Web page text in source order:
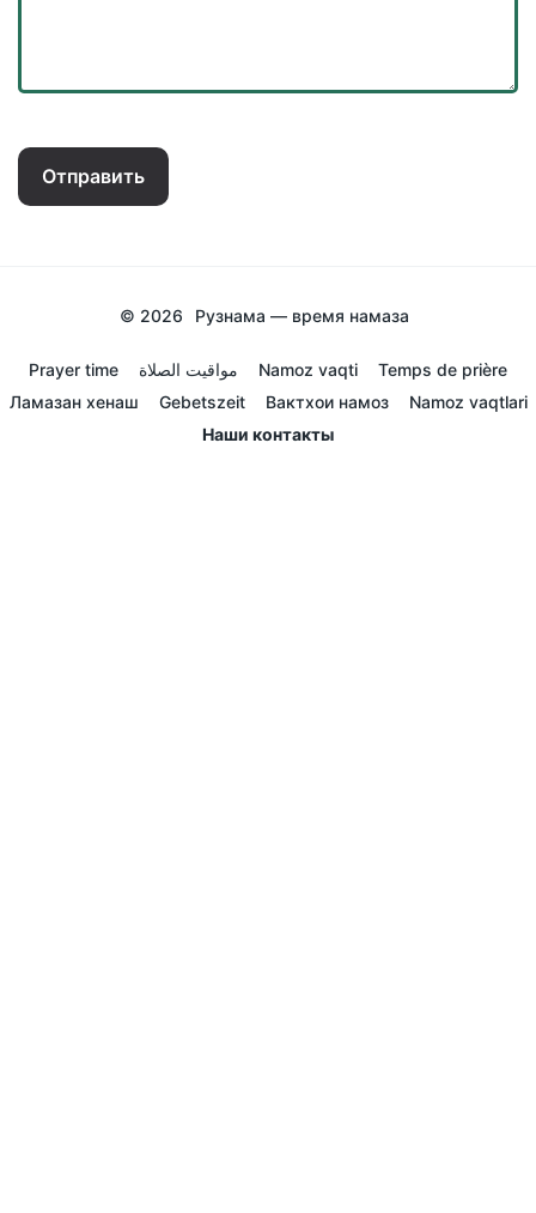
Отправить
© 2026 Рузнама — время намаза
Prayer time مواقيت الصلاة Namoz vaqti
Temps de prière
Ламазан хенаш
Gebetszeit Вактхои намоз
Namoz vaqtlari
Наши контакты